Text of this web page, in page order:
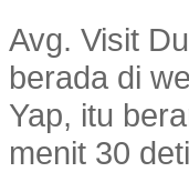
Avg. Visit
berada di
Yap, itu
menit 30